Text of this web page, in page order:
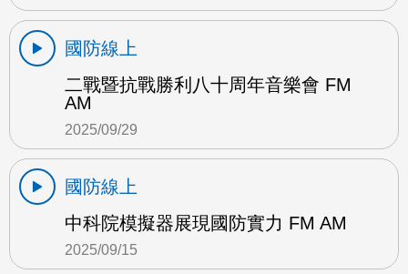
國防線上
二戰暨抗戰勝利八十周年音樂會 FM
AM
2025/09/29
國防線上
中科院模擬器展現國防實力 FM AM
2025/09/15